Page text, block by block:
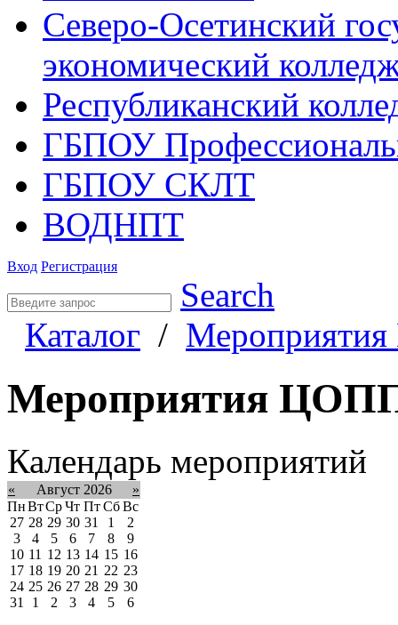
Северо-Осетинский
экономический
Республиканский
ГБПОУ
ГБПОУ СКЛТ
ВОДНПТ
Вход Регистрация
Search
Каталог /
Мероприятия
Календарь мероприятий
« Август 2026
»
ПнВтСрЧт Пт Сб Вс
27 28 29 30 31 1
2
3
4 5 6 7 8
9
10 11 12 13 14 15 16
17 18 19 20 21 22 23
24 25 26 27 28 29 30
31
1 2 3 4 5 6